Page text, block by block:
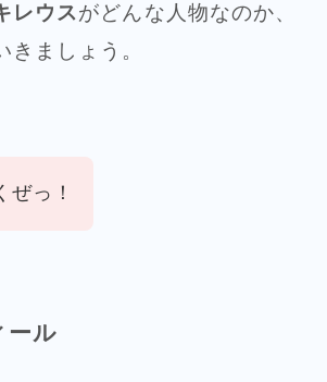
レウスがどんな人物なのか、
きましょう。
ぜっ！
ール